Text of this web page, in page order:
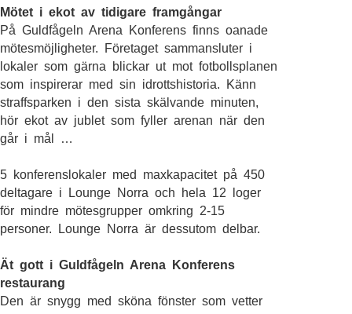
Mötet i ekot av tidigare framgångar
På Guldfågeln Arena Konferens finns oanade
mötesmöjligheter. Företaget sammansluter i
lokaler som gärna blickar ut mot fotbollsplanen
som inspirerar med sin idrottshistoria. Känn
straffsparken i den sista skälvande minuten,
hör ekot av jublet som fyller arenan när den
går i mål …
5 konferenslokaler med maxkapacitet på 450
deltagare i Lounge Norra och hela 12 loger
för mindre mötesgrupper omkring 2-15
personer. Lounge Norra är dessutom delbar.
Ät gott i Guldfågeln Arena Konferens
restaurang
Den är snygg med sköna fönster som vetter